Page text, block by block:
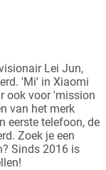
Lei Jun,
'Mi' in Xiaomi
ook voor 'mission
van het merk
eerste telefoon, de
Zoek je een
Sinds 2016 is